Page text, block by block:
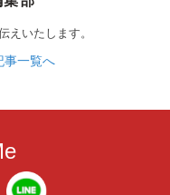
えいたします。
事一覧へ